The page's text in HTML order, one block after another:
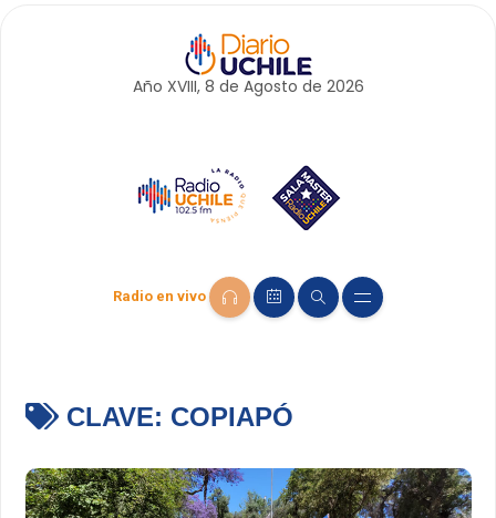
Año XVIII, 8 de Agosto de 2026
Radio en vivo
CLAVE: COPIAPÓ